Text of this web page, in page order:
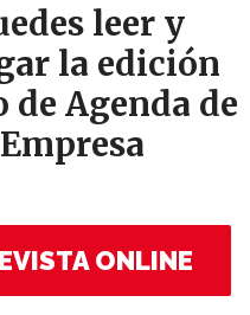
leer y
la edición
de Agenda de
ONLINE